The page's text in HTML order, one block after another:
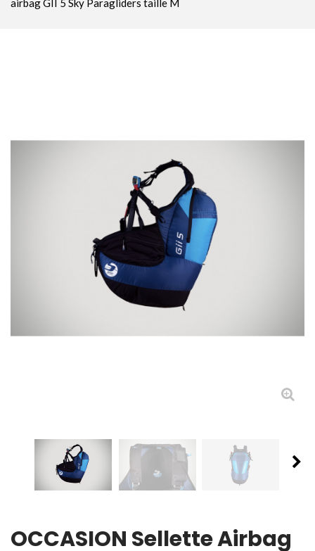
Parachutes Secours
OCCASIONS Parc École
airbag GII 5 Sky Paragliders taille M
OCCASION Sellette Airbag